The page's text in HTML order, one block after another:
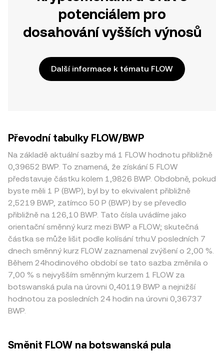
potenciálem pro
dosahování vyšších výnosů
Další informace k tématu FLOW
Převodní tabulky FLOW/BWP
Na základě aktuální sazby má 1 FLOW hodnotu přibližně
0,39652 BWP. To znamená, že získání 5 FLOW
představuje částku kolem 1,9826 BWP. Obdobně, pokud
byste měli 1 P (BWP), byl by to ekvivalent přibližně
2,5219 BWP, zatímco 50 P (BWP) by se převedlo
přibližně na 126,10 BWP. Tato čísla uvádíme jako
orientační směnný kurz mezi BWP a FLOW; skutečná
částka se může lišit podle kolísání trhu.V posledních 7
dnech směnný kurz FLOW zaznamenal zvýšení o 2,00 %.
Během 24hodinového období se tato sazba změnila o
7,00 % s nejvyšším směnným kurzem 1 FLOW za
botswanská pula na úrovni 0,40119 BWP a nejnižší
hodnotou za posledních 24 hodin na úrovni 0,36737
BWP.
Směnit FLOW na botswanská pula